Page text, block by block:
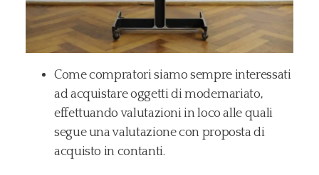
Come compratori siamo sempre interessati
ad acquistare oggetti di modernariato,
effettuando valutazioni in loco alle quali
segue una valutazione con proposta di
acquisto in contanti.